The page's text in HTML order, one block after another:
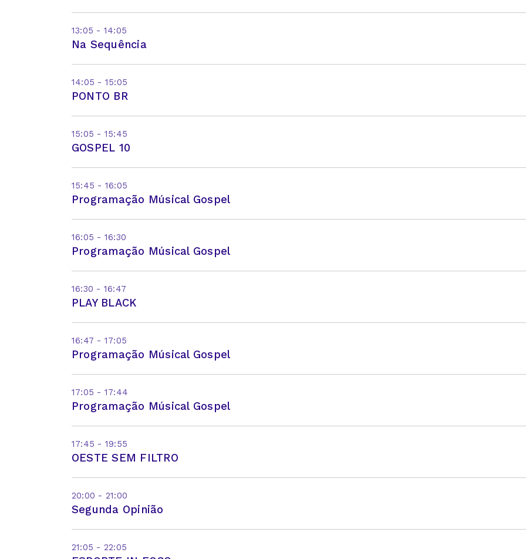
13:05 - 14:05
Na Sequência
14:05 - 15:05
PONTO BR
15:05 - 15:45
GOSPEL 10
15:45 - 16:05
Programação Músical Gospel
16:05 - 16:30
Programação Músical Gospel
16:30 - 16:47
PLAY BLACK
16:47 - 17:05
Programação Músical Gospel
17:05 - 17:44
Programação Músical Gospel
17:45 - 19:55
OESTE SEM FILTRO
20:00 - 21:00
Segunda Opinião
21:05 - 22:05